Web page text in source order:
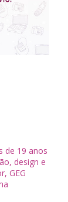
de 19 anos
design e
GEG